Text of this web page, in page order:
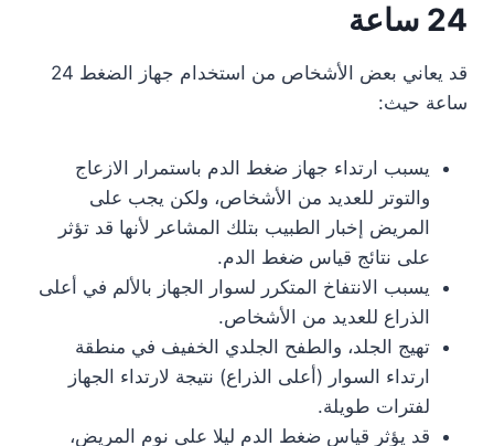
24 ساعة
قد يعاني بعض الأشخاص من استخدام جهاز الضغط 24
ساعة حيث:
يسبب ارتداء جهاز ضغط الدم باستمرار الازعاج
والتوتر للعديد من الأشخاص، ولكن يجب على
المريض إخبار الطبيب بتلك المشاعر لأنها قد تؤثر
على نتائج قياس ضغط الدم.
يسبب الانتفاخ المتكرر لسوار الجهاز بالألم في أعلى
الذراع للعديد من الأشخاص.
تهيج الجلد، والطفح الجلدي الخفيف في منطقة
ارتداء السوار (أعلى الذراع) نتيجة لارتداء الجهاز
لفترات طويلة.
قد يؤثر قياس ضغط الدم ليلا على نوم المريض،